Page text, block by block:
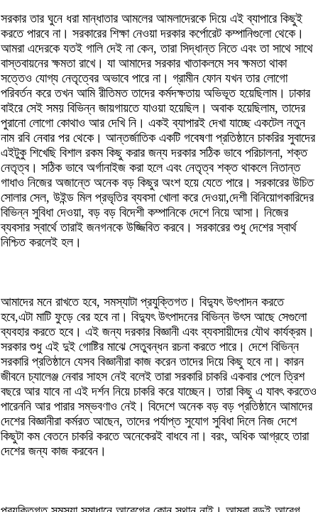
সরকার তার ঘুনে ধরা মান্ধাতার আমলের আমলাদেরকে দিয়ে এই ব্যাপারে কিছুই
করতে পারবে না। সরকারের শিক্ষা নেওয়া দরকার কর্পোরেট কম্পানিগুলো থেকে।
আমরা এদেরকে যতই গালি দেই না কেন, তারা সিদ্ধান্ত নিতে এবং তা সাথে সাথে
বাস্তবায়নের ক্ষমতা রাখে। যা আমাদের সরকার খাতাকলমে সব ক্ষমতা থাকা
সত্তেও যোগ্য নেতৃত্বের অভাবে পারে না। গ্রামীন ফোন যখন তার লোগো
পরিবর্তন করে তখন আমি রীতিমত তাদের কর্মদক্ষতায় অভিভূত হয়েছিলাম। ঢাকার
বাইরে সেই সময় বিভিন্ন জায়গায়তে যাওয়া হয়েছিল। অবাক হয়েছিলাম, তাদের
পুরানো লোগো কোথাও আর দেখি নি। একই ব্যাপারই দেখা যাচ্ছে একটেল নতুন
নাম রবি নেবার পর থেকে। আন্তর্জাতিক একটি গবেষণা প্রতিষ্ঠানে চাকরির সুবাদের
এইটুকু শিখেছি বিশাল রকম কিছু করার জন্য দরকার সঠিক ভাবে পরিচালনা, শক্ত
নেতৃত্ব। সঠিক ভাবে অর্গানাইজ করা হলে এবং নেতৃত্ব শক্ত থাকলে নিতান্ত
গাধাও নিজের অজান্তে অনেক বড় কিছুর অংশ হয়ে যেতে পারে। সরকারের উচিত
সোলার সেল, উইন্ড মিল প্রভৃতির ব্যবসা খোলা করে দেওয়া,দেশী বিনিয়োগকারিদের
বিভিন্ন সুবিধা দেওয়া, বড় বড় বিদেশী কম্পানিকে দেশে নিয়ে আসা। নিজের
ব্যবসার স্বার্থে তারাই জনগনকে উজ্জিবিত করবে। সরকারের শুধু দেশের স্বার্থ
নিশ্চিত করলেই হল।
আমাদের মনে রাখতে হবে, সমস্যাটা প্রযুক্তিগত। বিদ্যুৎ উৎপাদন করতে
হবে,এটা মাটি ফুড়ে বের হবে না। বিদ্যুৎ উৎপাদনের বিভিন্ন উৎস আছে সেগুলো
ব্যবহার করতে হবে। এই জন্য দরকার বিজ্ঞানী এবং ব্যবসায়ীদের যৌথ কার্যক্রম।
সরকার শুধু এই দুই গোষ্টির মাঝে সেতুবন্ধন রচনা করতে পারে। দেশে বিভিন্ন
সরকারি প্রতিষ্ঠানে যেসব বিজ্ঞানীরা কাজ করেন তাদের দিয়ে কিছু হবে না। কারন
জীবনে চ্যালেঞ্জ নেবার সাহস নেই বলেই তারা সরকারি চাকরি একবার পেলে ত্রিশ
বছরে আর যাবে না এই দর্শন নিয়ে চাকরি করে যাচ্ছেন। তারা কিছু এ যাবৎ করতেও
পারেননি আর পারার সম্ভবণাও নেই। বিদেশে অনেক বড় বড় প্রতিষ্ঠানে আমাদের
দেশের বিজ্ঞানীরা কর্মরত আছেন, তাদের পর্যাপ্ত সুযোগ সুবিধা দিলে নিজ দেশে
কিছুটা কম বেতনে চাকরি করতে অনেকেরই বাধবে না। বরং, অধিক আগ্রহে তারা
দেশের জন্য কাজ করবেন।